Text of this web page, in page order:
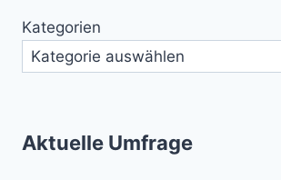
Kategorien
Aktuelle Umfrage